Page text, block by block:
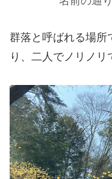
群落と呼ばれる場所
り、二人でノリノリ